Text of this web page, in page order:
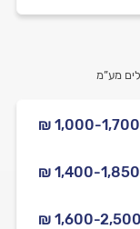
מע”מ
₪ 1,000-1,700
₪ 1,400-1,850
₪ 1,600-2,500